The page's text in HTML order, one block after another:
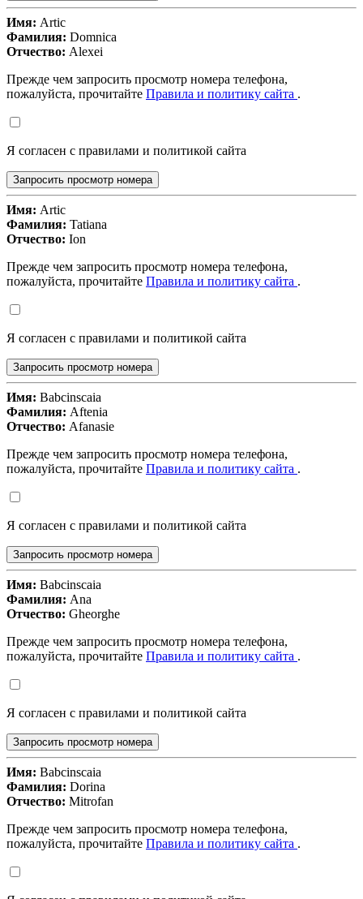
Имя: Artic
Фамилия: Domnica
Отчество: Alexei
Прежде чем запросить просмотр номера телефона,
пожалуйста, прочитайте Правила и политику сайта .
Я согласен с правилами и политикой сайта
Запросить просмотр номера
Имя: Artic
Фамилия: Tatiana
Отчество: Ion
Прежде чем запросить просмотр номера телефона,
пожалуйста, прочитайте Правила и политику сайта .
Я согласен с правилами и политикой сайта
Запросить просмотр номера
Имя: Babcinscaia
Фамилия: Aftenia
Отчество: Afanasie
Прежде чем запросить просмотр номера телефона,
пожалуйста, прочитайте Правила и политику сайта .
Я согласен с правилами и политикой сайта
Запросить просмотр номера
Имя: Babcinscaia
Фамилия: Ana
Отчество: Gheorghe
Прежде чем запросить просмотр номера телефона,
пожалуйста, прочитайте Правила и политику сайта .
Я согласен с правилами и политикой сайта
Запросить просмотр номера
Имя: Babcinscaia
Фамилия: Dorina
Отчество: Mitrofan
Прежде чем запросить просмотр номера телефона,
пожалуйста, прочитайте Правила и политику сайта .